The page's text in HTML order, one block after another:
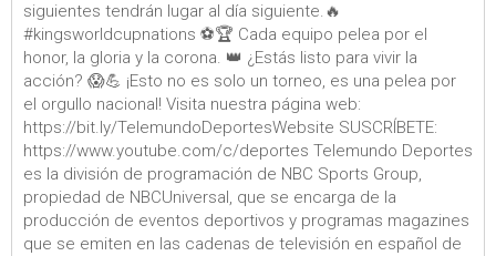
siguientes tendrán lugar al día siguiente.🔥
#kingsworldcupnations ⚽🏆 Cada equipo pelea por el
honor, la gloria y la corona. 👑 ¿Estás listo para vivir la
acción? 😱💪 ¡Esto no es solo un torneo, es una pelea por
el orgullo nacional! Visita nuestra página web:
https://bit.ly/TelemundoDeportesWebsite SUSCRÍBETE:
https://www.youtube.com/c/deportes Telemundo Deportes
es la división de programación de NBC Sports Group,
propiedad de NBCUniversal, que se encarga de la
producción de eventos deportivos y programas magazines
que se emiten en las cadenas de televisión en español de